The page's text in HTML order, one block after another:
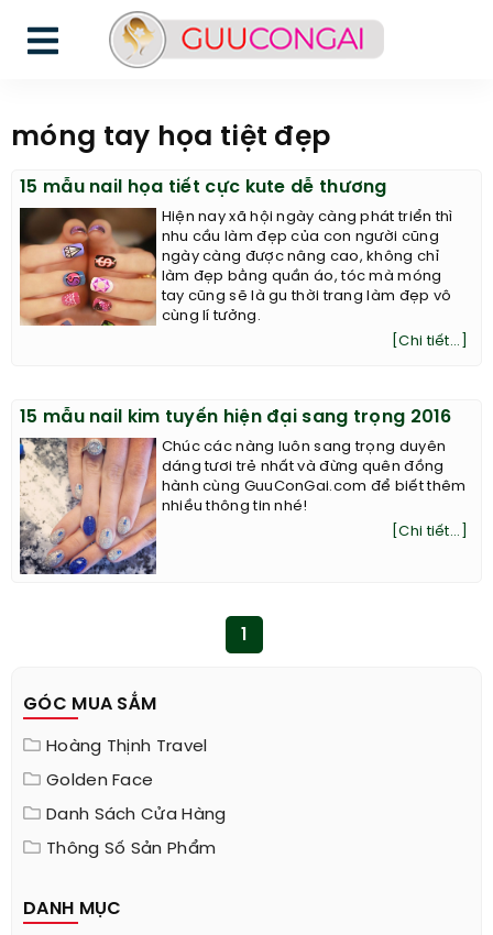
móng tay họa tiệt đẹp
15 mẫu nail họa tiết cực kute dễ thương
Hiện nay xã hội ngày càng phát triển thì
nhu cầu làm đẹp của con người cũng
ngày càng được nâng cao, không chỉ
làm đẹp bằng quần áo, tóc mà móng
tay cũng sẽ là gu thời trang làm đẹp vô
cùng lí tưởng.
[Chi tiết...]
15 mẫu nail kim tuyến hiện đại sang trọng 2016
Chúc các nàng luôn sang trọng duyên
dáng tươi trẻ nhất và đừng quên đồng
hành cùng GuuConGai.com để biết thêm
nhiều thông tin nhé!
[Chi tiết...]
1
GÓC MUA SẮM
Hoàng Thịnh Travel
Golden Face
Danh Sách Cửa Hàng
Thông Số Sản Phẩm
DANH MỤC